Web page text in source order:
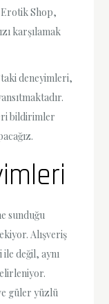
Shop,
karşılamak
deneyimleri,
bildirimler
sunduğu
Alışveriş
değil, aynı
güler yüzlü